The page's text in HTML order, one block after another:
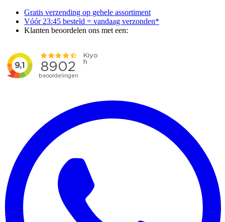
Gratis verzending op gehele assortiment
Vóór 23:45 besteld = vandaag verzonden*
Klanten beoordelen ons met een: